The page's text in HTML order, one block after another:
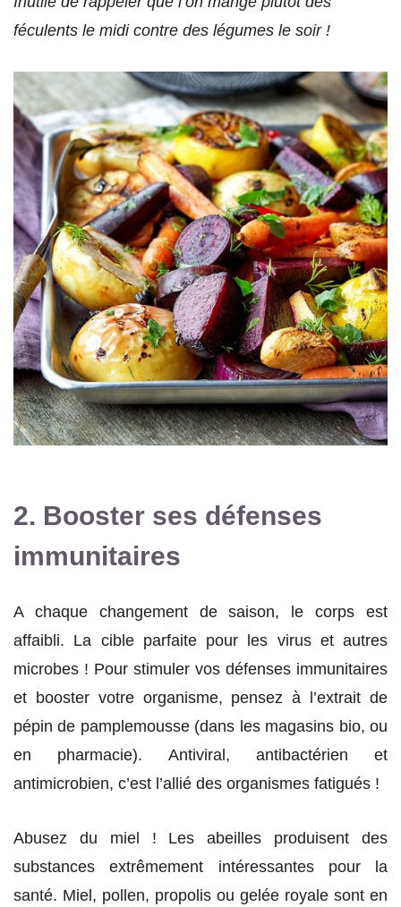
féculents le midi contre des légumes le soir !
2. Booster ses défenses
immunitaires
A chaque changement de saison, le corps est
affaibli. La cible parfaite pour les virus et autres
microbes ! Pour stimuler vos défenses immunitaires
et booster votre organisme, pensez à l’extrait de
pépin de pamplemousse (dans les magasins bio, ou
en pharmacie). Antiviral, antibactérien et
antimicrobien, c’est l’allié des organismes fatigués !
Abusez du miel ! Les abeilles produisent des
substances extrêmement intéressantes pour la
santé. Miel, pollen, propolis ou gelée royale sont en